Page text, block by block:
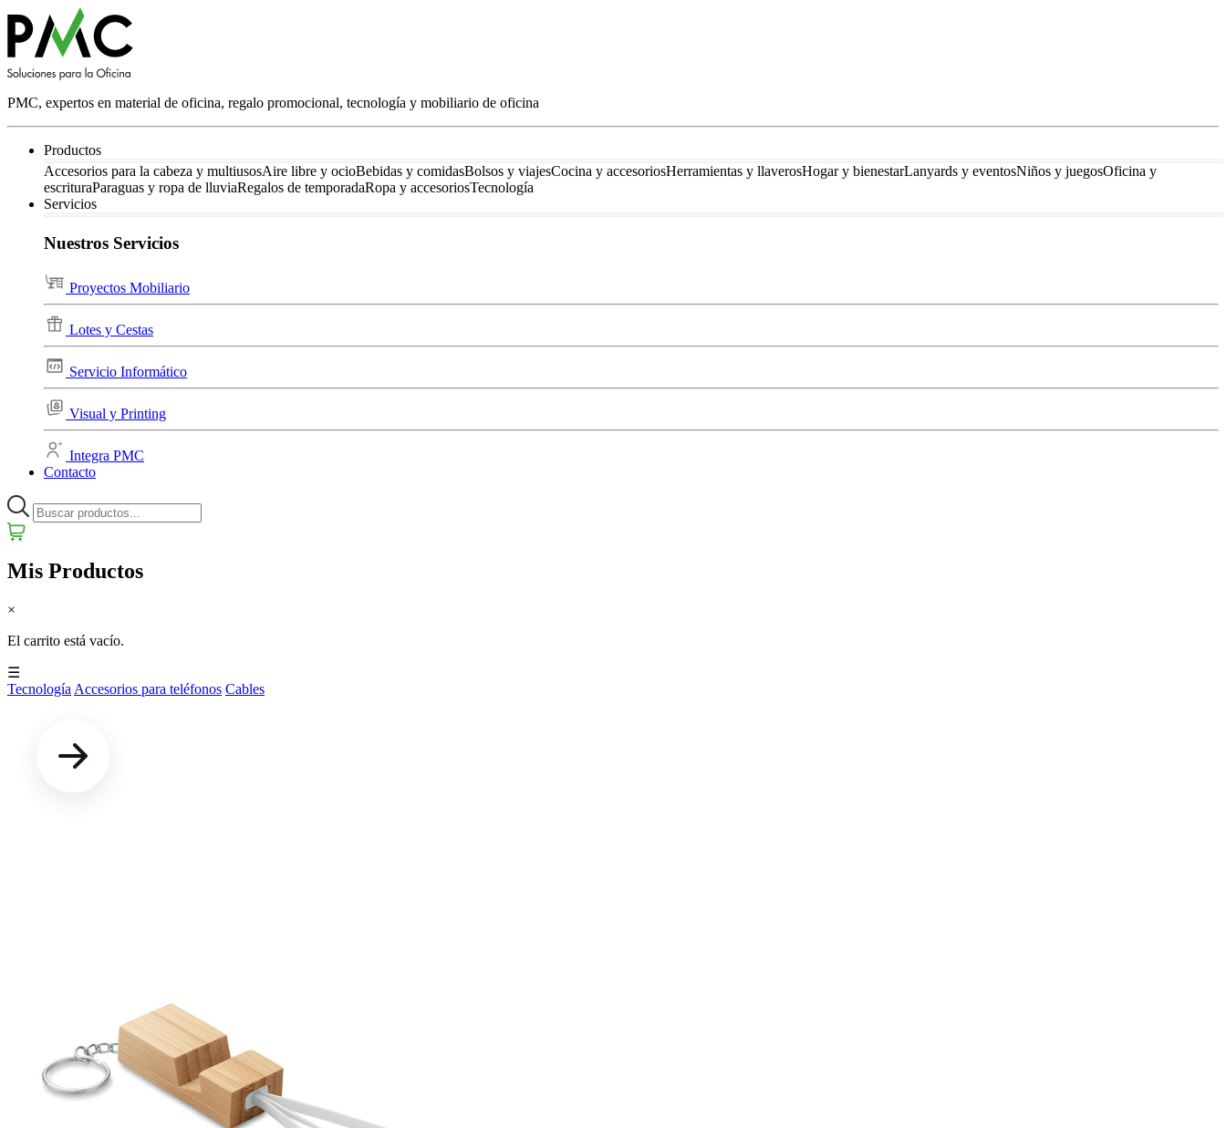
PMC, expertos en material de oficina, regalo promocional, tecnología y mobiliario de oficina
Productos
Accesorios para la cabeza y multiusosAire libre y ocioBebidas y comidasBolsos y viajesCocina y accesoriosHerramientas y llaverosHogar y bienestarLanyards y eventosNiños y juegosOficina y
escrituraParaguas y ropa de lluviaRegalos de temporadaRopa y accesoriosTecnología
Servicios
Nuestros Servicios
Proyectos Mobiliario
Lotes y Cestas
Servicio Informático
Visual y Printing
Integra PMC
Contacto
Mis Productos
×
El carrito está vacío.
☰
Tecnología Accesorios para teléfonos Cables